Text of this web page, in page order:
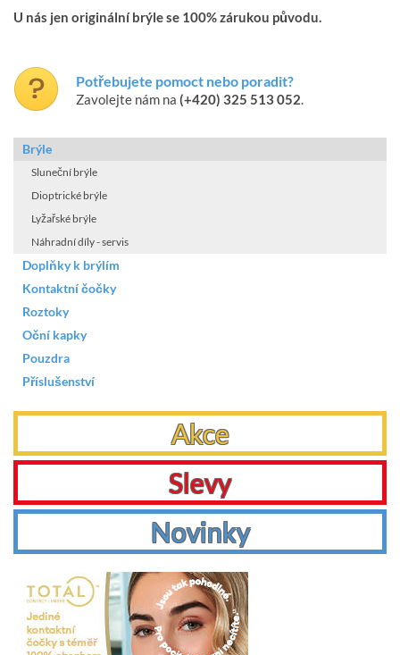
U nás jen originální brýle se 100% zárukou původu.
Potřebujete pomoct nebo poradit?
Zavolejte nám na (+420) 325 513 052
Brýle
Sluneční brýle
Dioptrické brýle
Lyžařské brýle
Náhradní díly - servis
Doplňky k brýlím
Kontaktní čočky
Roztoky
Oční kapky
Pouzdra
Příslušenství
Akce
Slevy
Novinky